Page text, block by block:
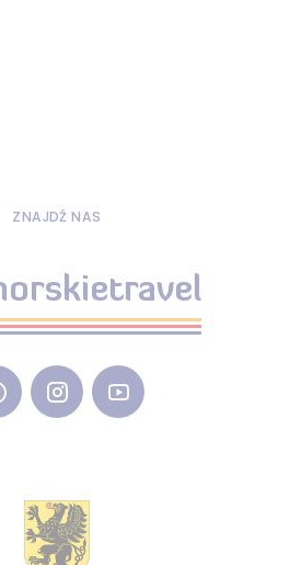
ZNAJDŹ NAS